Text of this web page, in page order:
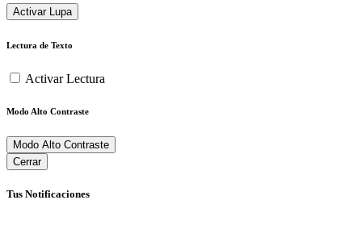
Activar Lupa
Lectura de Texto
Activar Lectura
Modo Alto Contraste
Modo Alto Contraste
Cerrar
Tus Notificaciones